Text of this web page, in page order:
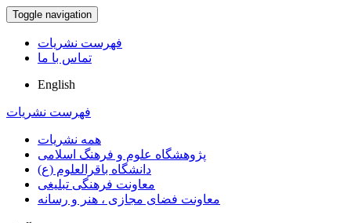
Toggle navigation
فهرست نشریات
تماس با ما
English
فهرست نشریات
همه نشریات
پژوهشگاه علوم و فرهنگ اسلامی
دانشگاه باقرالعلوم (ع)
معاونت فرهنگی تبلیغی
معاونت فضای مجازی ، هنر و رسانه